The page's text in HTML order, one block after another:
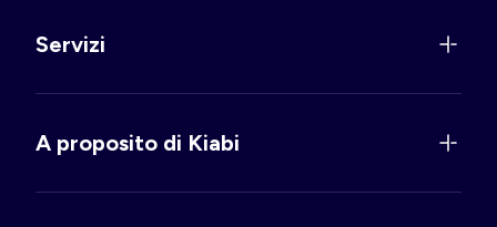
Servizi
A proposito di Kiabi